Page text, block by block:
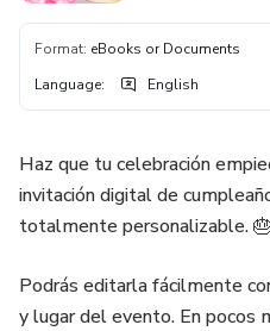
Format: eBooks or Documents
Language: English
Haz que tu celebración
invitación digital de
totalmente personalizable.
Podrás editarla fácilmente
y lugar del evento. En pocos